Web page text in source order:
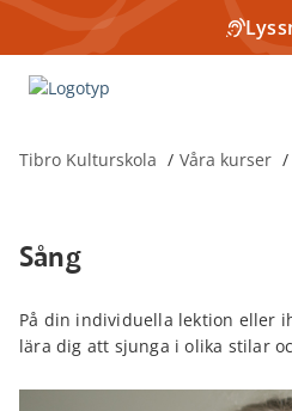
Tibro Kulturskola Våra kurser
Sång
På din individuella lektion eller
lära dig att sjunga i olika stilar